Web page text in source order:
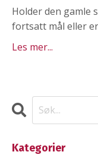
Holder den gamle
fortsatt mål eller
Les mer...
Kategorier